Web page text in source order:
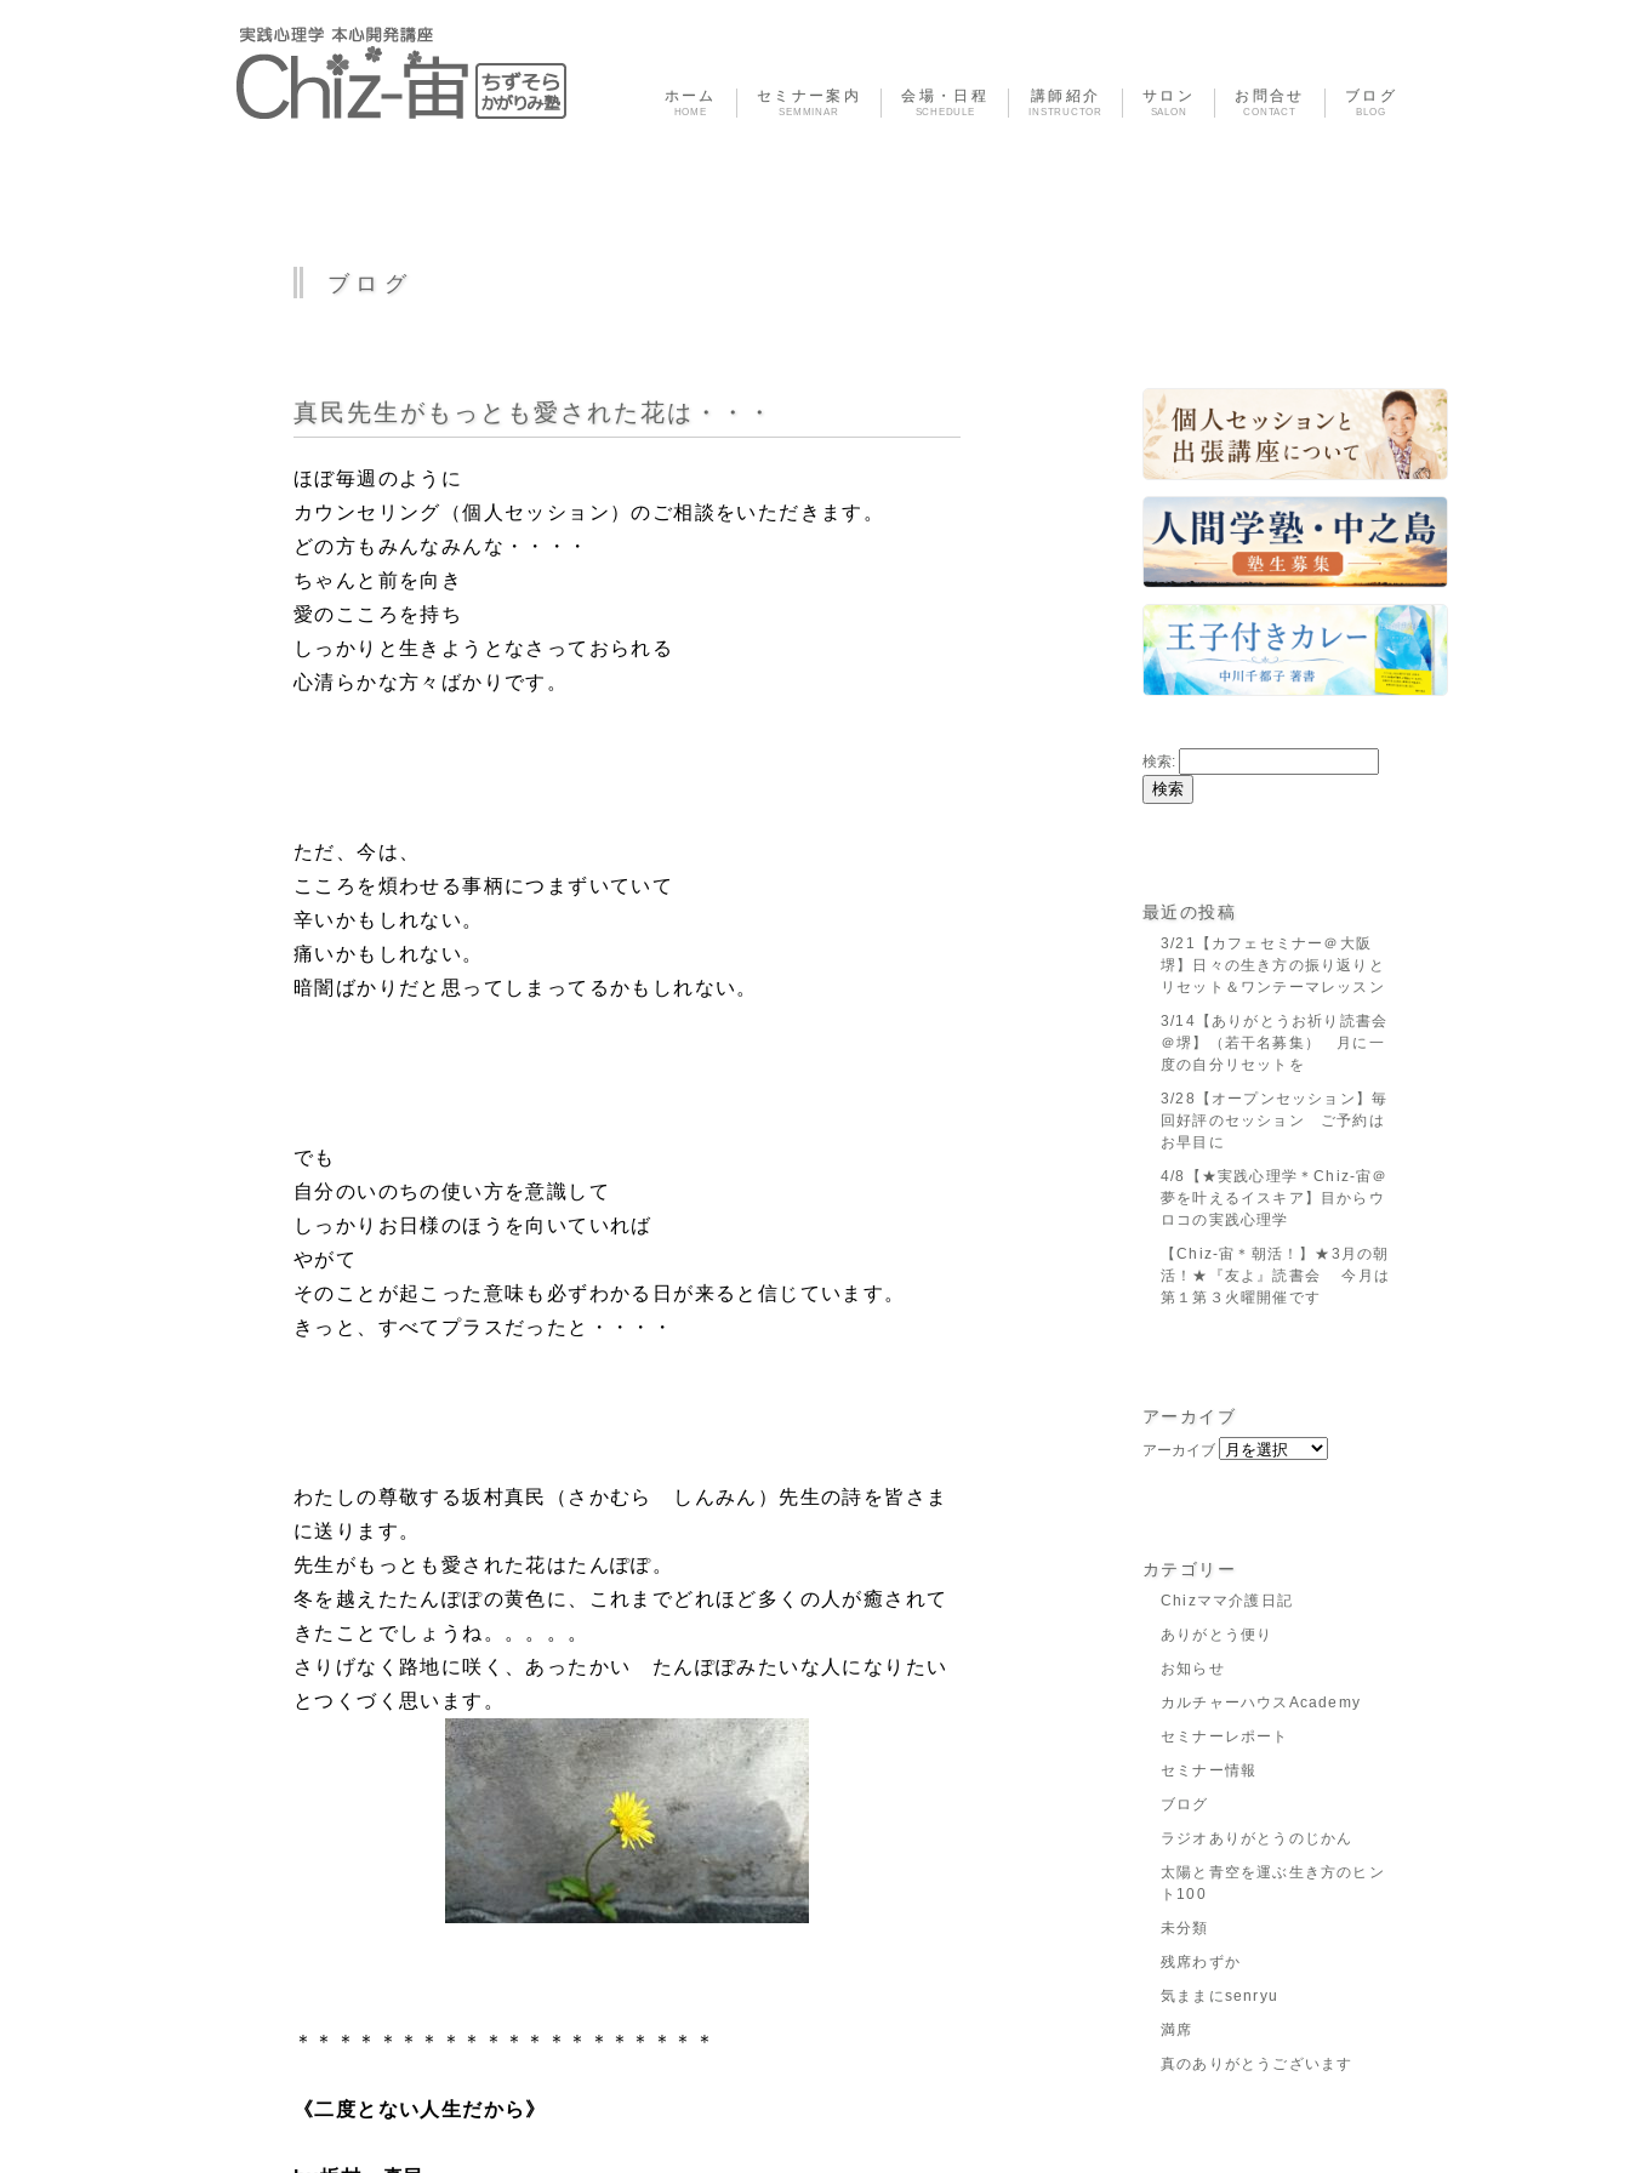
ホーム
HOME
セミナー案内
SEMMINAR
会場・日程
SCHEDULE
講師紹介
INSTRUCTOR
サロン
SALON
お問合せ
CONTACT
ブログ
BLOG
ブログ
真民先生がもっとも愛された花は・・・
ほぼ毎週のように
カウンセリング（個人セッション）のご相談をいただきます。
どの方もみんなみんな・・・・
ちゃんと前を向き
愛のこころを持ち
しっかりと生きようとなさっておられる
心清らかな方々ばかりです。
ただ、今は、
こころを煩わせる事柄につまずいていて
辛いかもしれない。
痛いかもしれない。
暗闇ばかりだと思ってしまってるかもしれない。
でも
自分のいのちの使い方を意識して
しっかりお日様のほうを向いていれば
やがて
そのことが起こった意味も必ずわかる日が来ると信じています。
きっと、すべてプラスだったと・・・・
わたしの尊敬する坂村真民（さかむら しんみん）先生の詩を皆さま
に送ります。
先生がもっとも愛された花はたんぽぽ。
冬を越えたたんぽぽの黄色に、これまでどれほど多くの人が癒されて
きたことでしょうね。。。。。
さりげなく路地に咲く、あったかい たんぽぽみたいな人になりたい
とつくづく思います。
＊＊＊＊＊＊＊＊＊＊＊＊＊＊＊＊＊＊＊＊
《二度とない人生だから》
検索:
最近の投稿
3/21【カフェセミナー＠大阪
堺】日々の生き方の振り返りと
リセット＆ワンテーマレッスン
3/14【ありがとうお祈り読書会
＠堺】（若干名募集） 月に一
度の自分リセットを
3/28【オープンセッション】毎
回好評のセッション ご予約は
お早目に
4/8【★実践心理学＊Chiz-宙＠
夢を叶えるイスキア】目からウ
ロコの実践心理学
【Chiz-宙＊朝活！】★3月の朝
活！★『友よ』読書会 今月は
第１第３火曜開催です
アーカイブ
アーカイブ
カテゴリー
Chizママ介護日記
ありがとう便り
お知らせ
カルチャーハウスAcademy
セミナーレポート
セミナー情報
ブログ
ラジオありがとうのじかん
太陽と青空を運ぶ生き方のヒン
ト100
未分類
残席わずか
気ままにsenryu
満席
真のありがとうございます